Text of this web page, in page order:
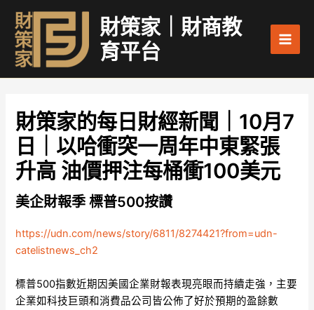
內
財策家｜財商教
育平台
財策家的每日財經新聞｜10月7
日｜以哈衝突一周年中東緊張
升高 油價押注每桶衝100美元
美企財報季 標普500按讚
https://udn.com/news/story/6811/8274421?from=udn-
catelistnews_ch2
標普500指數近期因美國企業財報表現亮眼而持續走強，主要
企業如科技巨頭和消費品公司皆公佈了好於預期的盈餘數